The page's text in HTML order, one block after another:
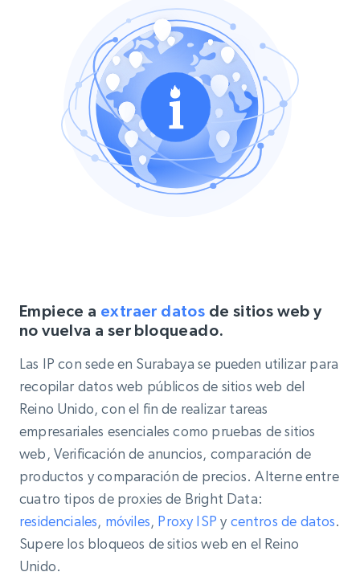
Empiece a extraer datos de sitios web y
no vuelva a ser bloqueado.
Las IP con sede en Surabaya se pueden utilizar para
recopilar datos web públicos de sitios web del
Reino Unido, con el fin de realizar tareas
empresariales esenciales como pruebas de sitios
web, Verificación de anuncios, comparación de
productos y comparación de precios. Alterne entre
cuatro tipos de proxies de Bright Data:
residenciales, móviles, Proxy ISP y centros de datos.
Supere los bloqueos de sitios web en el Reino
Unido.